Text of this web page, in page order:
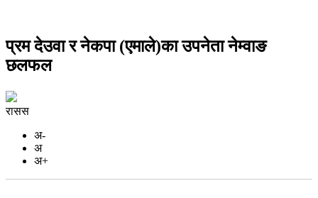
प्रम देउवा र नेकपा (एमाले)का उपनेता नेम्वाङ
छलफल
रासस
अ-
अ
अ+